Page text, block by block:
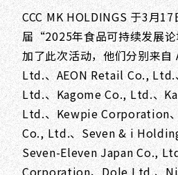
CCC MK HOLDINGS 于3月
届“2025年食品可持续发展
加了此次活动，他们分别来
Ltd.、AEON Retail Co.,
Ltd.、Kagome Co., Ltd.、
Ltd.、Kewpie Corporation
Co., Ltd.、Seven & i
Seven-Eleven Japan Co.,
Corporation、Dole Ltd.、